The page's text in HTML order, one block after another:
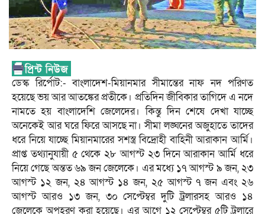
ডেস্ক রির্পোট:- বাংলাদেশ-মিয়ানমার সীমান্তের নাফ নদ পরিণত
হয়েছে ভয় আর আতঙ্কের প্রতীকে। প্রতিদিন জীবিকার তাগিদে এ নদে
নামতে হয় বাংলাদেশি জেলেদের। কিন্তু দিন শেষে দেখা যাচ্ছে
অনেকেই আর ঘরে ফিরে আসছে না। সীমা লঙ্ঘনের অজুহাতে তাদের
ধরে নিয়ে যাচ্ছে মিয়ানমারের সশস্ত্র বিদ্রোহী বাহিনী আরাকান আর্মি।
প্রাপ্ত তথ্যানুযায়ী ৫ থেকে ২৮ আগস্ট ২৩ দিনে আরাকান আর্মি ধরে
নিয়ে গেছে অন্তত ৬৯ জন জেলেকে। এর মধ্যে ১৭ আগস্ট ৯ জন, ২৩
আগস্ট ১২ জন, ২৪ আগস্ট ১৪ জন, ২৫ আগস্ট ৭ জন এবং ২৬
আগস্ট আরও ১৩ জন, ৩০ সেপ্টেম্বর দুটি ট্রলারসহ আরও ১৪
জেলেকে অপহরণ করা হয়েছে। এর আগে ১২ সেপ্টেম্বর ৫টি ট্রলারে